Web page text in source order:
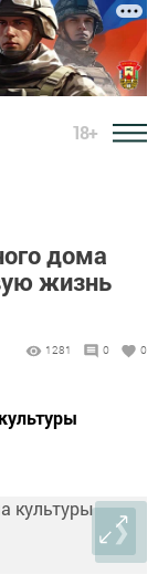
18+
дома
жизнь
1281 0 0
❯